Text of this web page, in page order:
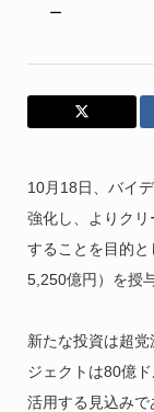
ー
10月18日、バイ
強化し、よりク
することを目的
5,250億円）を授
新たな投資は超
ジェクトは80億
活用する見込みで